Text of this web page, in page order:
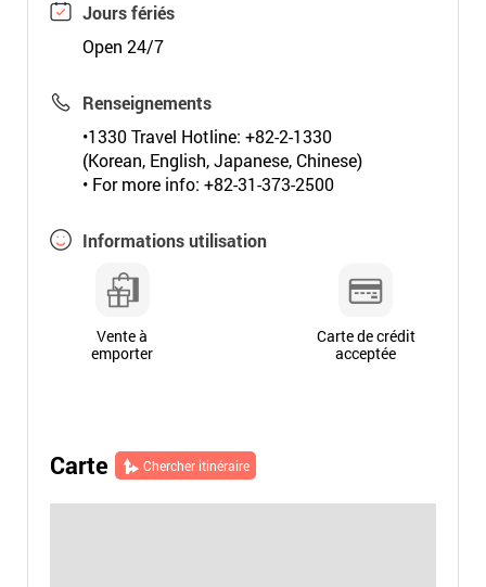
Jours fériés
Open 24/7
Renseignements
•1330 Travel Hotline: +82-2-1330
(Korean, English, Japanese, Chinese)
• For more info: +82-31-373-2500
Informations utilisation
Vente à
emporter
Carte de crédit
acceptée
Carte Chercher itinéraire